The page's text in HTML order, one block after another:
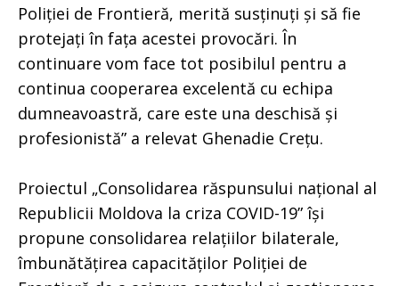
Poliției de Frontieră, merită susținuți și să fie
protejați în fața acestei provocări. În
continuare vom face tot posibilul pentru a
continua cooperarea excelentă cu echipa
dumneavoastră, care este una deschisă și
profesionistă” a relevat Ghenadie Crețu.
Proiectul „Consolidarea răspunsului național al
Republicii Moldova la criza COVID-19” își
propune consolidarea relațiilor bilaterale,
îmbunătățirea capacităților Poliției de